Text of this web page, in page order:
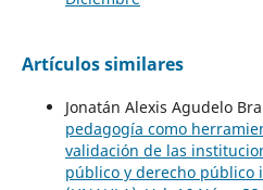
Artículos similares
Jonatán Alexis Agudelo
pedagogía como
validación de las
público y derecho público